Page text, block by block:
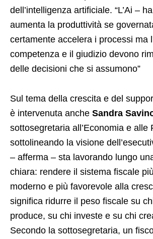
dell’intelligenza artificiale. “L’Ai –
aumenta la produttività se
certamente accelera i processi ma
competenza e il giudizio devono
delle decisioni che si assumono”
Sul tema della crescita e del
è intervenuta anche Sandra
sottosegretaria all’Economia e alle
sottolineando la visione
– afferma – sta lavorando lungo
chiara: rendere il sistema fiscale
moderno e più favorevole alla
significa ridurre il peso fiscale su
produce, su chi investe e su chi
Secondo la sottosegretaria, un